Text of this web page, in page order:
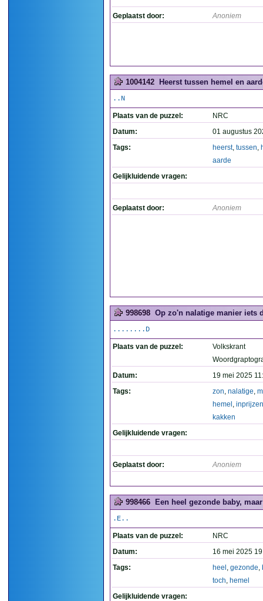
Geplaatst door: Anoniem
1004142 Heerst tussen hemel en
..N
Plaats van de puzzel:
NRC
Datum:
01 augustus
Tags:
heerst, tussen,
aarde
Gelijkluidende vragen:
Geplaatst door: Anoniem
998698 Op zo'n nalatige manier iets
........D
Plaats van de puzzel:
Volkskrant
Datum:
19 mei 2025
Tags:
zon, nalatige,
hemel ,
kakken
Gelijkluidende vragen:
Geplaatst door: Anoniem
998466 Een heel gezonde baby,
.E..
Plaats van de puzzel:
NRC
Datum:
16 mei 2025
Tags:
heel , gezonde,
toch, hemel
Gelijkluidende vragen: